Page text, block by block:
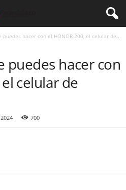
puedes hacer con el HONOR 200, el celular de...
puedes hacer con
celular de
700